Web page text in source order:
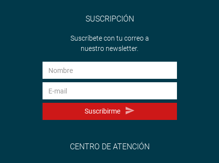
SUSCRIPCIÓN
Suscríbete con tu correo a
nuestro newsletter.
Suscribirme
CENTRO DE ATENCIÓN